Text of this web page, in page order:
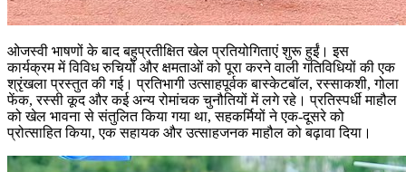
ओजस्वी भाषणों के बाद बहुप्रतीक्षित खेल प्रतियोगिताएं शुरू हुईं। इस
कार्यक्रम में विविध रुचियों और क्षमताओं को पूरा करने वाली गतिविधियों की एक
श्रृंखला प्रस्तुत की गई। प्रतिभागी उत्साहपूर्वक बास्केटबॉल, रस्साकशी, गोला
फेंक, रस्सी कूद और कई अन्य रोमांचक चुनौतियों में लगे रहे। प्रतिस्पर्धी माहौल
को खेल भावना से संतुलित किया गया था, सहकर्मियों ने एक-दूसरे को
प्रोत्साहित किया, एक सहायक और उत्साहजनक माहौल को बढ़ावा दिया।